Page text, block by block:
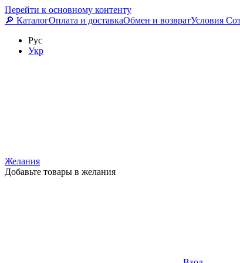
Перейти к основному контенту
🔎 КаталогОплата и доставкаОбмен и возвратУсловия
Рус
Укр
Желания
Добавьте товары в желания